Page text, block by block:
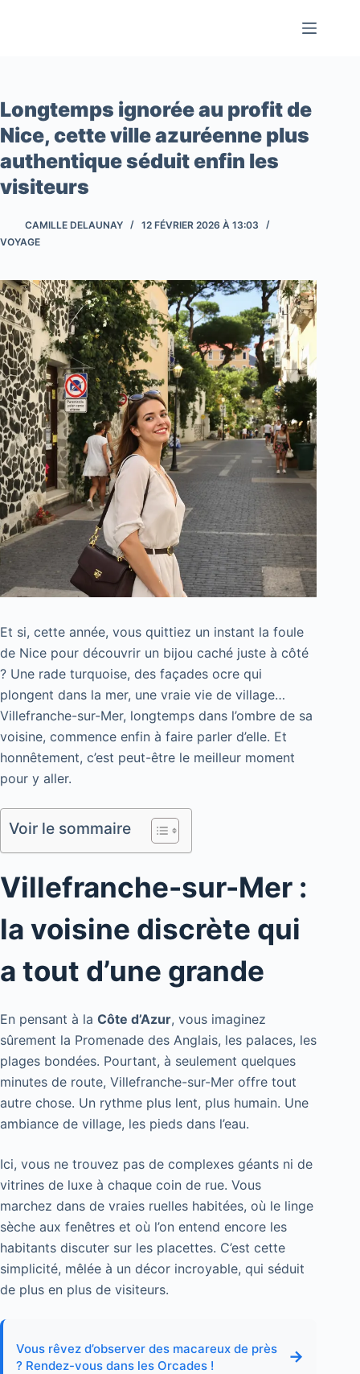
Longtemps ignorée au profit de
Nice, cette ville azuréenne plus
authentique séduit enfin les
visiteurs
CAMILLE DELAUNAY
12 FÉVRIER 2026 À 13:03
VOYAGE
Et si, cette année, vous quittiez un instant la foule
de Nice pour découvrir un bijou caché juste à côté
? Une rade turquoise, des façades ocre qui
plongent dans la mer, une vraie vie de village…
Villefranche-sur-Mer, longtemps dans l’ombre de sa
voisine, commence enfin à faire parler d’elle. Et
honnêtement, c’est peut-être le meilleur moment
pour y aller.
Voir le sommaire
Villefranche-sur-Mer :
la voisine discrète qui
a tout d’une grande
En pensant à la Côte d’Azur, vous imaginez
sûrement la Promenade des Anglais, les palaces, les
plages bondées. Pourtant, à seulement quelques
minutes de route, Villefranche-sur-Mer offre tout
autre chose. Un rythme plus lent, plus humain. Une
ambiance de village, les pieds dans l’eau.
Ici, vous ne trouvez pas de complexes géants ni de
vitrines de luxe à chaque coin de rue. Vous
marchez dans de vraies ruelles habitées, où le linge
sèche aux fenêtres et où l’on entend encore les
habitants discuter sur les placettes. C’est cette
simplicité, mêlée à un décor incroyable, qui séduit
de plus en plus de visiteurs.
Vous rêvez d’observer des macareux de près
? Rendez-vous dans les Orcades !
→